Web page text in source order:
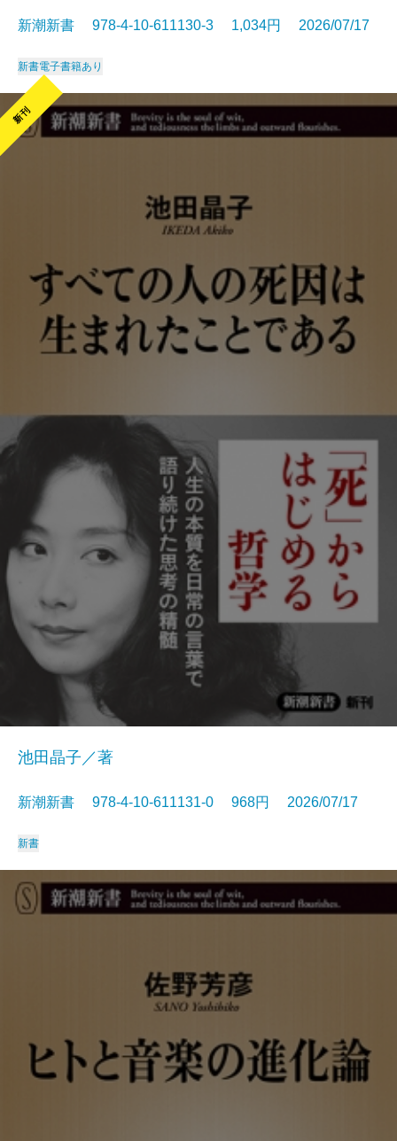
新潮新書 978-4-10-611130-3 1,034円 2026/07/17
新書電子書籍あり
新刊
池田晶子／著
新潮新書 978-4-10-611131-0 968円 2026/07/17
新書